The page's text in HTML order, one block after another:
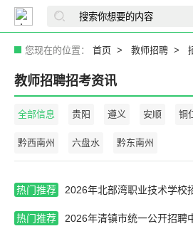
您现在的位置： 首页 教师招聘
教师招聘招考资讯
全部信息 贵阳 遵义 安顺 铜
黔西南州 六盘水 黔东南州
热门推荐 2026年北部湾职业技术学校
热门推荐 2026年清镇市统一公开招聘